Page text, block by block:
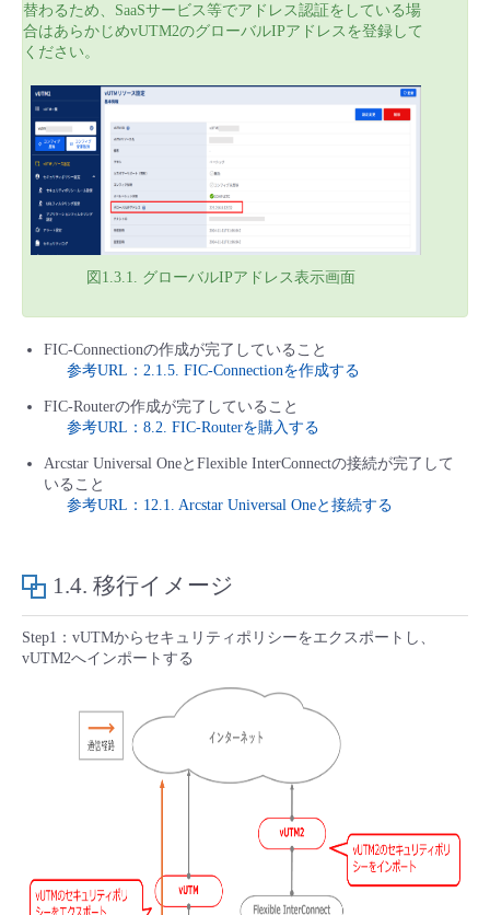
- vUTM2
替わるため、SaaSサービス等でアドレス認証をしている場
合はあらかじめvUTM2のグローバルIPアドレスを登録して
ください。
図1.3.1. グローバルIPアドレス表示画面
FIC-Connectionの作成が完了していること
参考URL：2.1.5. FIC-Connectionを作成する
FIC-Routerの作成が完了していること
参考URL：8.2. FIC-Routerを購入する
Arcstar Universal OneとFlexible InterConnectの接続が完了して
いること
参考URL：12.1. Arcstar Universal Oneと接続する
1.4. 移行イメージ
Step1：vUTMからセキュリティポリシーをエクスポートし、
vUTM2へインポートする